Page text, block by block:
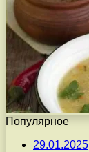
Популярное
29.01.2025